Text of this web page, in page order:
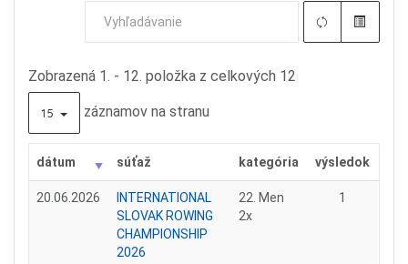
Zobrazená 1. - 12. položka z celkových 12
15 záznamov na stranu
dátum súťaž kategória výsledok
20.06.2026
INTERNATIONAL
SLOVAK ROWING
CHAMPIONSHIP
2026
22. Men
2x
1